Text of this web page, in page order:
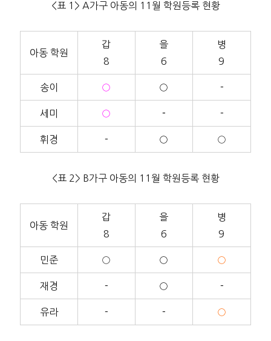
<표 1> A가구 아동의 11월 학원등록 현황
아동 학원
갑
8
을
6
병
9
송이 ○ ○ －
세미 ○ － －
휘경 － ○ ○
<표 2> B가구 아동의 11월 학원등록 현황
아동 학원
갑
8
을
6
병
9
민준 ○ ○ ○
재경 － ○ －
유라 － － ○